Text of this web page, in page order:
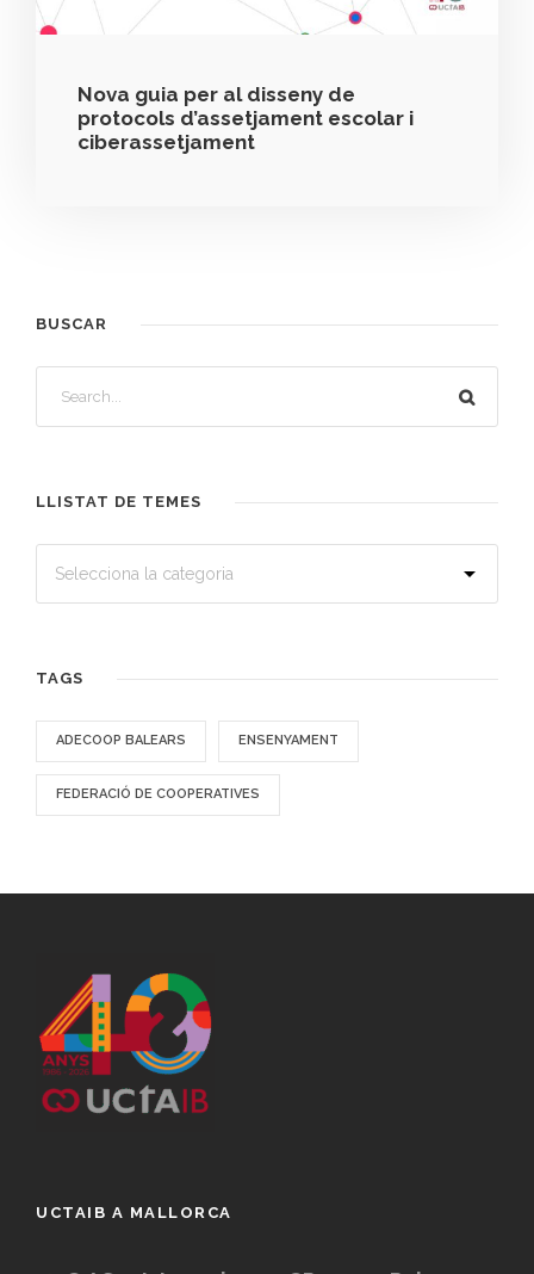
Nova guia per al disseny de
protocols d’assetjament escolar i
ciberassetjament
BUSCAR
LLISTAT DE TEMES
TAGS
ADECOOP BALEARS ENSENYAMENT
FEDERACIÓ DE COOPERATIVES
UCTAIB A MALLORCA